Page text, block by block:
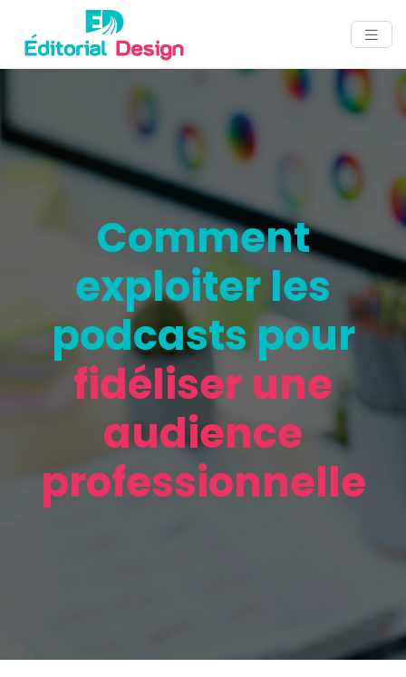
Comment
exploiter les
podcasts pour
fidéliser une
audience
professionnelle